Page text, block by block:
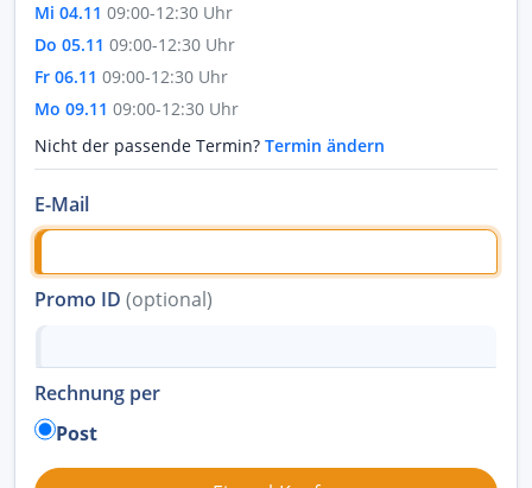
Mi 04.11 09:00-12:30 Uhr
Do 05.11 09:00-12:30 Uhr
Fr 06.11 09:00-12:30 Uhr
Mo 09.11 09:00-12:30 Uhr
Nicht der passende Termin? Termin ändern
E-Mail
Promo ID (optional)
Rechnung per
Post